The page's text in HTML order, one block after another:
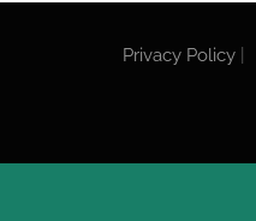
Privacy Policy|